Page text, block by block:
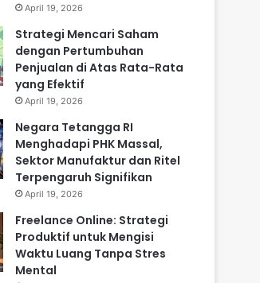
April 19, 2026
Strategi Mencari Saham
dengan Pertumbuhan
Penjualan di Atas Rata-Rata
yang Efektif
April 19, 2026
Negara Tetangga RI
Menghadapi PHK Massal,
Sektor Manufaktur dan Ritel
Terpengaruh Signifikan
April 19, 2026
Freelance Online: Strategi
Produktif untuk Mengisi
Waktu Luang Tanpa Stres
Mental